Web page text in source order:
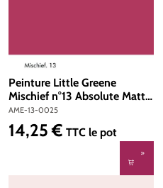
Peinture Little Greene
Mischief n°13 Absolute Matt
Emulsion 250 ml
AME-13-0025
Prix régulier :
14,25 € TTC le pot